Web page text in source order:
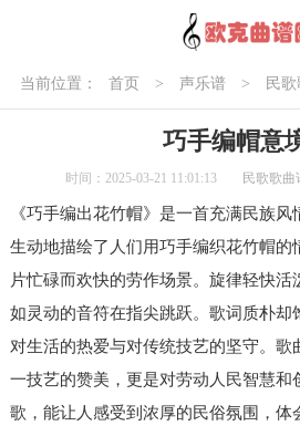
当前位置： 首页 > 声乐谱 > 民
巧手编帽意
时间：2025-03-21 11:01:13 民歌歌曲
《巧手编出花竹帽》是一首充满民族
生动地描绘了人们用巧手编织花竹帽的
片忙碌而欢快的劳作场景。旋律轻快
如灵动的音符在指尖跳跃。歌词质朴却
对生活的热爱与对传统技艺的坚守。歌
一技艺的赞美，更是对劳动人民智慧和
歌，能让人感受到浓厚的民俗氛围，体